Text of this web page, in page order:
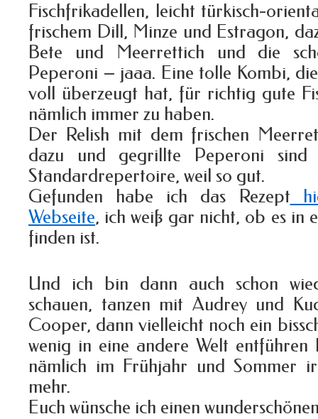
Fischfrikadellen, leicht türkisch-
frischem Dill, Minze und Estragon,
Bete und Meerrettich und die
Peperoni – jaaa. Eine tolle Kombi,
voll überzeugt hat, für richtig gute
nämlich immer zu haben.
Der Relish mit dem frischen
dazu und gegrillte Peperoni
Standardrepertoire, weil so gut.
Gefunden habe ich das Rezept
Webseite, ich weiß gar nicht, ob es in
finden ist.
Und ich bin dann auch schon
schauen, tanzen mit Audrey und
Cooper, dann vielleicht noch ein
wenig in eine andere Welt entführen
nämlich im Frühjahr und Sommer
mehr.
Euch wünsche ich einen